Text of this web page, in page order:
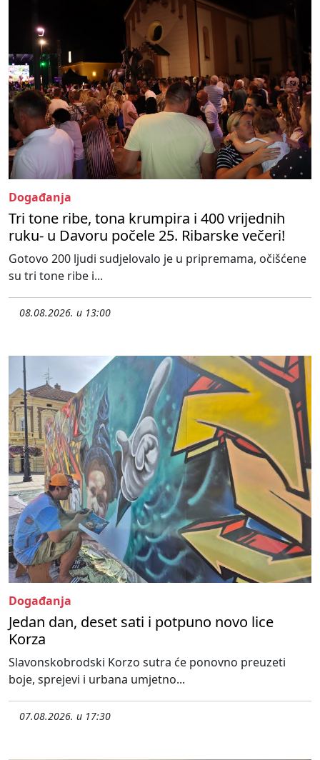
Događanja
Tri tone ribe, tona krumpira i 400 vrijednih
ruku- u Davoru počele 25. Ribarske večeri!
Gotovo 200 ljudi sudjelovalo je u pripremama, očišćene
su tri tone ribe i...
08.08.2026. u 13:00
Događanja
Jedan dan, deset sati i potpuno novo lice
Korza
Slavonskobrodski Korzo sutra će ponovno preuzeti
boje, sprejevi i urbana umjetno...
07.08.2026. u 17:30